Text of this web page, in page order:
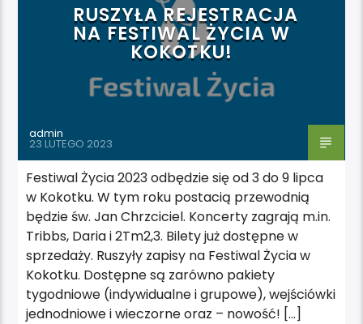
RUSZYŁA REJESTRACJA
NA FESTIWAL ŻYCIA W
KOKOTKU!
admin
23 LUTEGO 2023
Festiwal Życia 2023 odbędzie się od 3 do 9 lipca
w Kokotku. W tym roku postacią przewodnią
będzie św. Jan Chrzciciel. Koncerty zagrają m.in.
Tribbs, Daria i 2Tm2,3. Bilety już dostępne w
sprzedaży. Ruszyły zapisy na Festiwal Życia w
Kokotku. Dostępne są zarówno pakiety
tygodniowe (indywidualne i grupowe), wejściówki
jednodniowe i wieczorne oraz – nowość! […]